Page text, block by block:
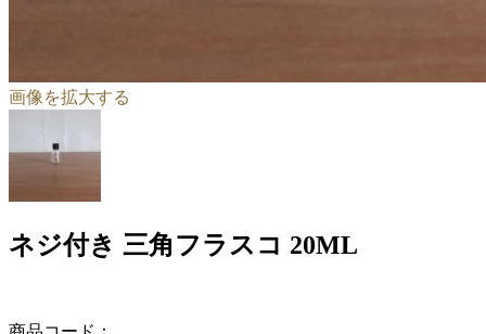
画像を拡大する
ネジ付き 三角フラスコ 20ML